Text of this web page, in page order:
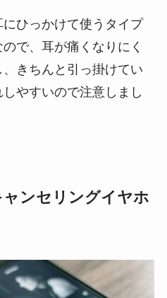
ひっかけて使うタイプ
で、耳が痛くなりにく
きちんと引っ掛けてい
やすいので注意しまし
ンセリングイヤホ